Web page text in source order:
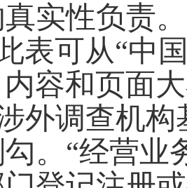
实性负责。
表可从“中
容和页面
外调查机构
。 “经营业